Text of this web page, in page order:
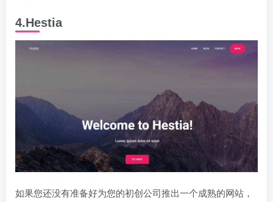
4.Hestia
如果您还没有准备好为您的初创公司推出一个成熟的网站，